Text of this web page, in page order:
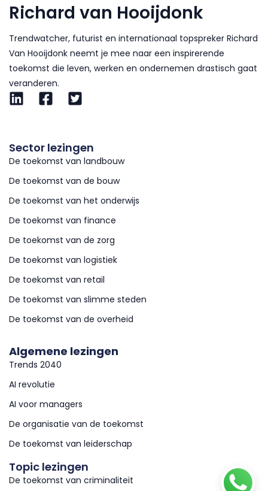
Algemene lezingen
Trends 2040
AI revolutie
AI voor managers
De organisatie van de toekomst
De toekomst van leiderschap
Topic lezingen
De toekomst van criminaliteit
Sector lezingen
De toekomst van landbouw
De toekomst van de bouw
De toekomst van het onderwijs
De toekomst van finance
De toekomst van de zorg
De toekomst van logistiek
De toekomst van retail
De toekomst van slimme steden
De toekomst van de overheid
Richard van Hooijdonk
Trendwatcher, futurist en internationaal topspreker Richard
Van Hooijdonk neemt je mee naar een inspirerende
toekomst die leven, werken en ondernemen drastisch gaat
veranderen.